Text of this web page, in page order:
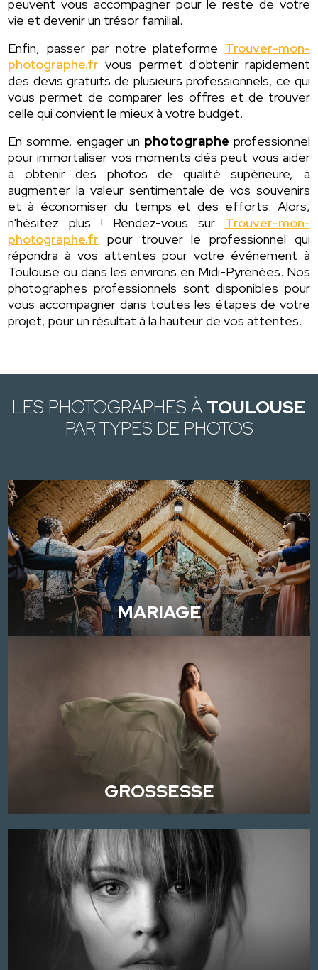
peuvent vous accompagner pour le reste de votre
vie et devenir un trésor familial.
Enfin, passer par notre plateforme Trouver-mon-
photographe.fr vous permet d'obtenir rapidement
des devis gratuits de plusieurs professionnels, ce qui
vous permet de comparer les offres et de trouver
celle qui convient le mieux à votre budget.
En somme, engager un photographe professionnel
pour immortaliser vos moments clés peut vous aider
à obtenir des photos de qualité supérieure, à
augmenter la valeur sentimentale de vos souvenirs
et à économiser du temps et des efforts. Alors,
n'hésitez plus ! Rendez-vous sur Trouver-mon-
photographe.fr pour trouver le professionnel qui
répondra à vos attentes pour votre événement à
Toulouse ou dans les environs en Midi-Pyrénées. Nos
photographes professionnels sont disponibles pour
vous accompagner dans toutes les étapes de votre
projet, pour un résultat à la hauteur de vos attentes.
LES PHOTOGRAPHES À TOULOUSE
PAR TYPES DE PHOTOS
MARIAGE
GROSSESSE